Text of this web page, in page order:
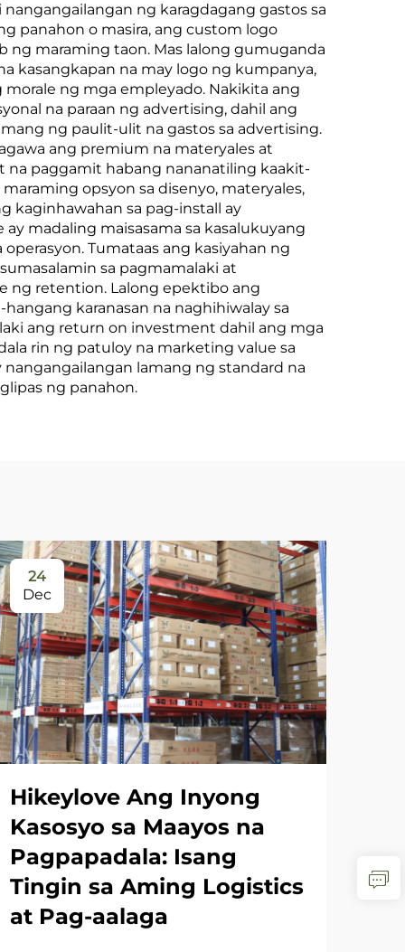
ng karagdagang gastos sa
panahon o masira, ang custom logo
ng maraming taon. Mas lalong gumuganda
kasangkapan na may logo ng kumpanya,
ng mga empleyado. Nakikita ang
na paraan ng advertising, dahil ang
ng paulit-ulit na gastos sa advertising.
ang premium na materyales at
na paggamit habang nananatiling kaakit-
opsyon sa disenyo, materyales,
kaginhawahan sa pag-install ay
madaling maisasama sa kasalukuyang
Tumataas ang kasiyahan ng
sa pagmamalaki at
ng retention. Lalong epektibo ang
karanasan na naghihiwalay sa
ang return on investment dahil ang mga
rin ng patuloy na marketing value sa
lamang ng standard na
ng panahon.
24
Dec
Hikeylove Ang Inyong
Kasosyo sa Maayos na
Pagpapadala: Isang
Tingin sa Aming Logistics
at Pag-aalaga